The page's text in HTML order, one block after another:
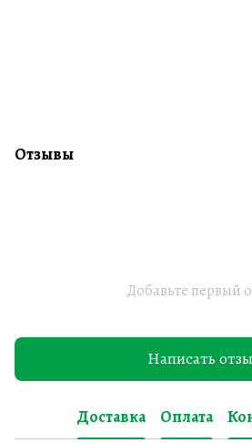
Отзывы
Добавьте первый
Написать
Доставка Оплата